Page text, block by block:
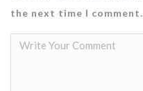
the next time I comment.